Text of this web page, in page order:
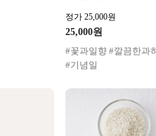
정가 25,000원
25,000원
#꽃과일향 #깔끔한과
#기념일